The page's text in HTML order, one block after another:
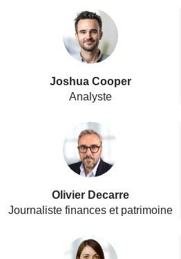
Joshua Cooper
Analyste
Olivier Decarre
Journaliste finances et patrimoine